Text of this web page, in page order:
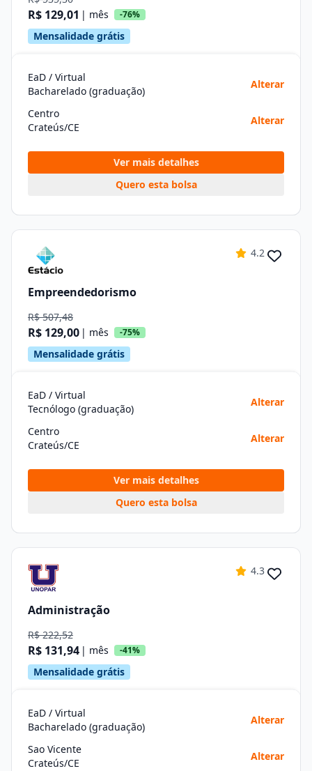
R$ 129,01 | mês -76%
Mensalidade grátis
EaD / Virtual
Bacharelado (graduação)
Alterar
Centro
Crateús/CE
Alterar
Ver mais detalhes
Quero esta bolsa
4.2
Empreendedorismo
R$ 507,48
R$ 129,00 | mês -75%
Mensalidade grátis
EaD / Virtual
Tecnólogo (graduação)
Alterar
Centro
Crateús/CE
Alterar
Ver mais detalhes
Quero esta bolsa
4.3
Administração
R$ 222,52
R$ 131,94 | mês -41%
Mensalidade grátis
EaD / Virtual
Bacharelado (graduação)
Alterar
Sao Vicente
Crateús/CE
Alterar